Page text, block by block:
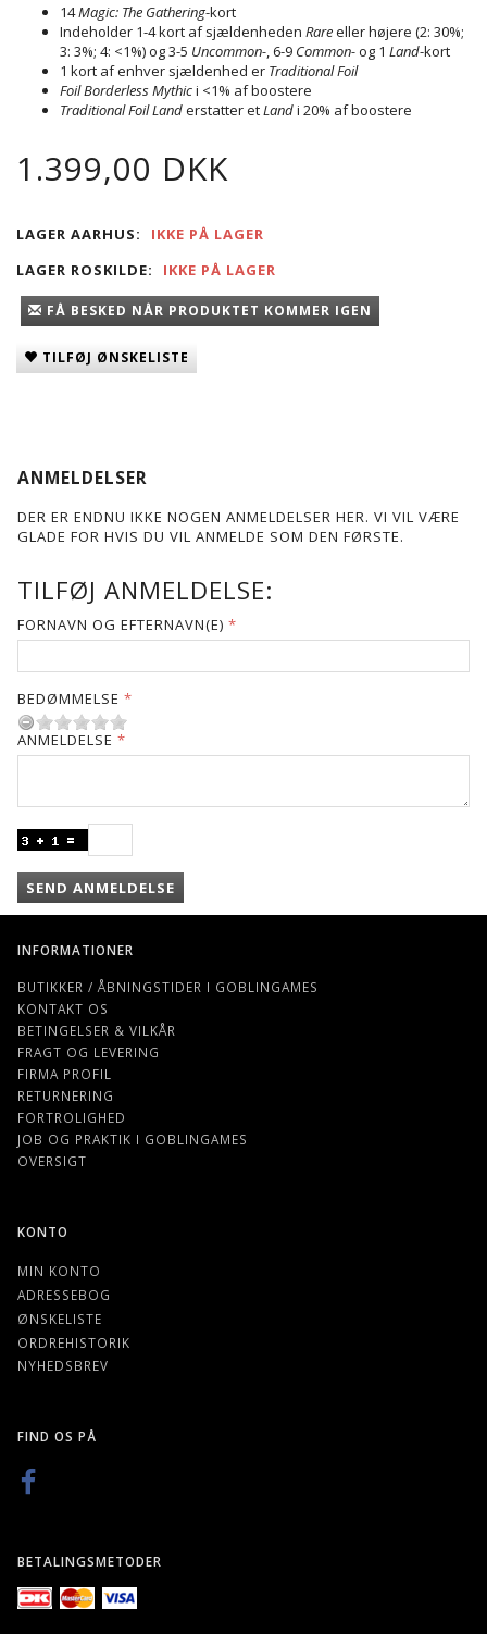
14Magic: The Gathering-kort
Indeholder 1-4 kort af sjældenheden Rareeller højere (2: 30%;
3: 3%; 4: <1%) og 3-5 Uncommon-, 6-9 Common-og 1 Land-kort
1 kort af enhver sjældenhed er Traditional Foil
Foil Borderless Mythici <1% af boostere
Traditional Foil Landerstatter etLandi 20% af boostere
1.399,00 DKK
LAGER AARHUS:
IKKE PÅ LAGER
LAGER ROSKILDE:
IKKE PÅ LAGER
FÅ BESKED NÅR PRODUKTET KOMMER IGEN
TILFØJ ØNSKELISTE
ANMELDELSER
DER ER ENDNU IKKE NOGEN ANMELDELSER HER. VI VIL VÆRE
GLADE FOR HVIS DU VIL ANMELDE SOM DEN FØRSTE.
TILFØJ ANMELDELSE:
FORNAVN OG EFTERNAVN(E)
BEDØMMELSE
ANMELDELSE
SEND ANMELDELSE
INFORMATIONER
BUTIKKER / ÅBNINGSTIDER I GOBLINGAMES
KONTAKT OS
BETINGELSER & VILKÅR
FRAGT OG LEVERING
FIRMA PROFIL
RETURNERING
FORTROLIGHED
JOB OG PRAKTIK I GOBLINGAMES
OVERSIGT
KONTO
MIN KONTO
ADRESSEBOG
ØNSKELISTE
ORDREHISTORIK
NYHEDSBREV
FIND OS PÅ
BETALINGSMETODER